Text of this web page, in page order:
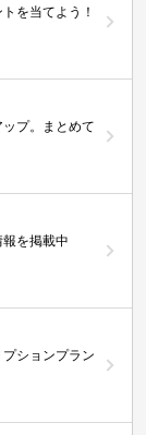
を当てよう！
プ。まとめて
を掲載中
ションプラン